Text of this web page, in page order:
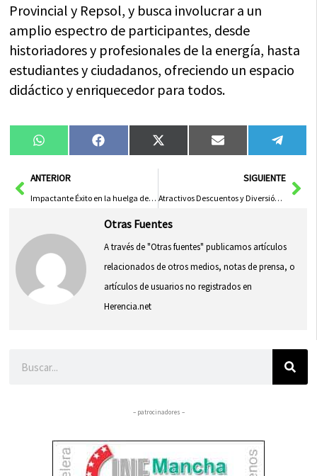
Provincial y Repsol, y busca involucrar a un
amplio espectro de participantes, desde
historiadores y profesionales de la energía, hasta
estudiantes y ciudadanos, ofreciendo un espacio
didáctico y enriquecedor para todos.
Compartir
en
WhatsAppCompartir
en
FacebookCompartir
en
X
(Twitter)
Compartir
en
Email
en
AntANTERIOR
Impactante Éxito en la huelga del metal en Ciudad Real: 95% de participación
SIGUIENTE
Atractivos Descuentos y Diversión en la III Noche del Comercio Local
Otras Fuentes
A través de "Otras fuentes" publicamos artículos
relacionados de otros medios, notas de prensa, o
artículos de usuarios no registrados en
Herencia.net
– patrocinadores –